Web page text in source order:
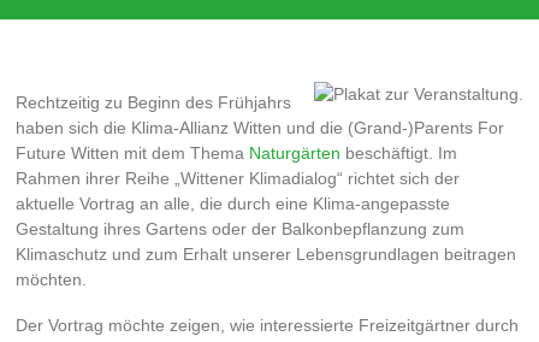
Rechtzeitig zu Beginn des Frühjahrs
haben sich die Klima-Allianz Witten und die (Grand-)Parents For
Future Witten mit dem Thema Naturgärten beschäftigt. Im
Rahmen ihrer Reihe „Wittener Klimadialog“ richtet sich der
aktuelle Vortrag an alle, die durch eine Klima-angepasste
Gestaltung ihres Gartens oder der Balkonbepflanzung zum
Klimaschutz und zum Erhalt unserer Lebensgrundlagen beitragen
möchten.
Der Vortrag möchte zeigen, wie interessierte Freizeitgärtner durch